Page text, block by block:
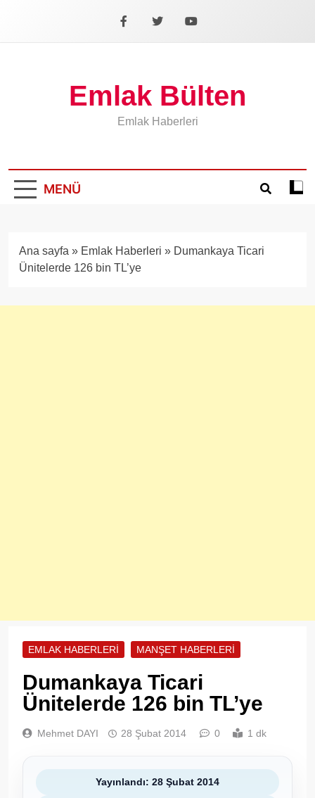
Facebook
X YouTube
Emlak Bülten
Emlak Haberleri
MENÜ
Koyu
Ana sayfa » Emlak Haberleri » Dumankaya Ticari
Ünitelerde 126 bin TL’ye
EMLAK HABERLERI MANŞET HABERLERI
Dumankaya Ticari
Ünitelerde 126 bin TL’ye
Mehmet DAYI 28 Şubat 2014 0 1 dk
Yayınlandı: 28 Şubat 2014